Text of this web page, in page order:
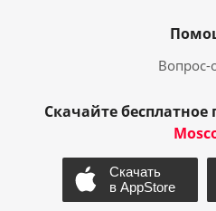
Вопрос-
Скачайте